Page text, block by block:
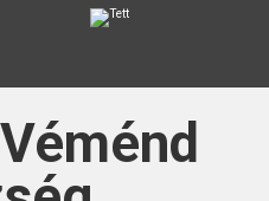
Véménd